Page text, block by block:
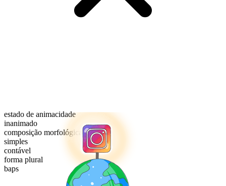
estado de animacidade
inanimado
composição morfológica
simples
contável
forma plural
baps